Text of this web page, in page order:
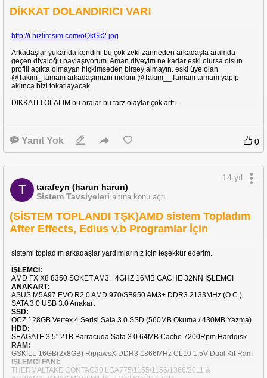
DİKKAT DOLANDIRICI VAR!
http://i.hizliresim.com/oQkGk2.jpg
Arkadaşlar yukarıda kendini bu çok zeki zanneden arkadaşla aramda
geçen diyaloğu paylaşıyorum. Aman diyeyim ne kadar eski olursa olsun
profili açıkta olmayan hiçkimseden birşey almayın. eski üye olan
@Takım_Tamam arkadaşımızın nickini @Takım__Tamam tamam yapıp
aklınca bizi tokatlayacak.
DİKKATLİ OLALIM bu aralar bu tarz olaylar çok arttı.
Yanıt Yok 0
T
tarafeyn (harun harun)
Sistem Tavsiyeleri altına konu açtı.
14 yıl
(SİSTEM TOPLANDI TŞK)AMD sistem Topladım
After Effects, Edius v.b Programlar İçin
sistemi topladım arkadaşlar yardımlarınız için teşekkür ederim.
İŞLEMCİ:
AMD FX X8 8350 SOKET AM3+ 4GHZ 16MB CACHE 32NN İŞLEMCI
ANAKART:
ASUS M5A97 EVO R2.0 AMD 970/SB950 AM3+ DDR3 2133MHz (O.C.)
SATA 3.0 USB 3.0 Anakart
SSD:
OCZ 128GB Vertex 4 Serisi Sata 3.0 SSD (560MB Okuma / 430MB Yazma)
HDD:
SEAGATE 3.5" 2TB Barracuda Sata 3.0 64MB Cache 7200Rpm Harddisk
RAM:
GSKILL 16GB(2x8GB) RipjawsX DDR3 1866MHz CL10 1,5V Dual Kit Ram
İŞLEMCİ FANI:
THERMALTAKE CONTAC30 LGA775/1155/1156/1366/2011 &